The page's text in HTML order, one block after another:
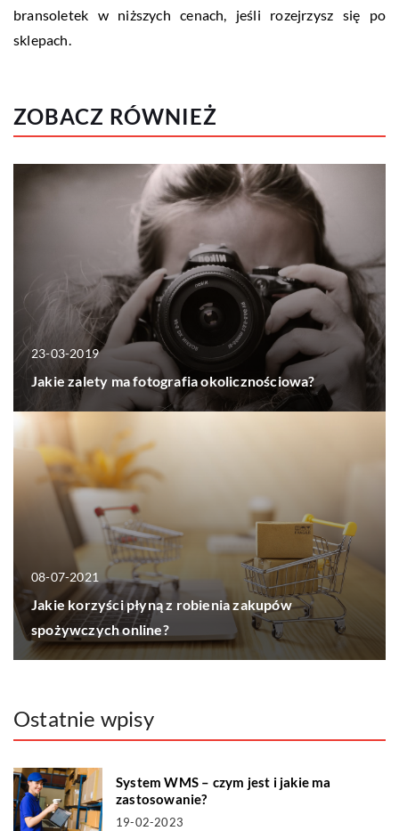
bransoletek w niższych cenach, jeśli rozejrzysz się po
sklepach.
ZOBACZ RÓWNIEŻ
23-03-2019
Jakie zalety ma fotografia okolicznościowa?
08-07-2021
Jakie korzyści płyną z robienia zakupów
spożywczych online?
Ostatnie wpisy
System WMS – czym jest i jakie ma
zastosowanie?
19-02-2023